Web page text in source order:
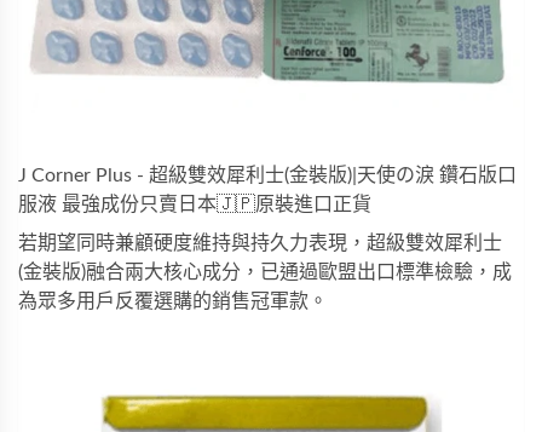
J Corner Plus - 超級雙效犀利士(金裝版)|天使の淚 鑽石版口
服液 最強成份只賣日本🇯🇵原裝進口正貨
若期望同時兼顧硬度維持與持久力表現， 超級雙效犀利士
(金裝版)融合兩大核心成分，已通過歐盟出口標準檢驗，成
為眾多用戶反覆選購的銷售冠軍款。